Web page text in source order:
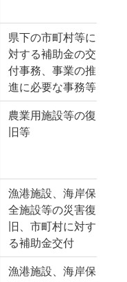
県下の市町村等に
対する補助金の交
付事務、事業の推
進に必要な事務等
農業用施設等の復
旧等
漁港施設、海岸保
全施設等の災害復
旧、市町村に対す
る補助金交付
漁港施設、海岸保